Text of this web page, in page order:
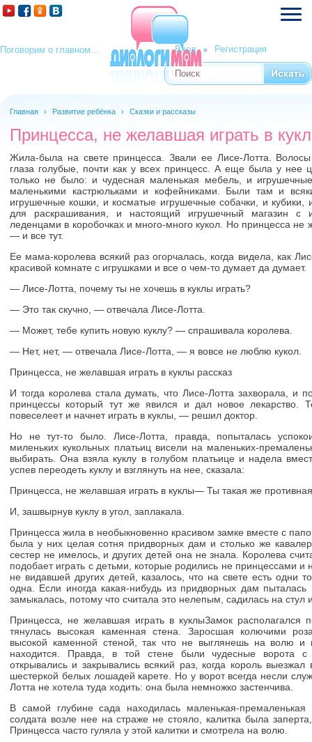
Поговорим о главном... Вход Регистрация
Форма поиска
Поиск
Главная › Развитие ребёнка › Сказки и рассказы
Принцесса, не желавшая играть в
Жила-была на свете принцесса. Звали ее Лисе-Лотта.
глаза голубые, почти как у всех принцесс. А еще была у нее
только не было: и чудесная маленькая мебель, и
маленькими кастрюльками и кофейниками. Были там и
игрушечные кошки, и косматые игрушечные собачки, и
для раскрашивания, и настоящий игрушечный магазин
леденцами в коробочках и много-много кукол. Но принцесса не
— и все тут.
Ее мама-королева всякий раз огорчалась, когда видела, как
красивой комнате с игрушками и все о чем-то думает да думает.
— Лисе-Лотта, почему ты не хочешь в куклы играть?
— Это так скучно, — отвечала Лисе-Лотта.
— Может, тебе купить новую куклу? — спрашивала королева.
— Нет, нет, — отвечала Лисе-Лотта, — я вовсе не люблю кукол.
Принцесса, не желавшая играть в куклы рассказ
И тогда королева стала думать, что Лисе-Лотта захворала, и
принцессы который тут же явился и дал новое лекарство.
повеселеет и начнет играть в куклы, — решил доктор.
Но не тут-то было. Лисе-Лотта, правда, попыталась
миленьких кукольных платьиц висели на маленьких-
выбирать. Она взяла куклу в голубом платьице и надела
успев переодеть куклу и взглянуть на нее, сказала:
Принцесса, не желавшая играть в куклы— Ты такая же
И, зашвырнув куклу в угол, заплакала.
Принцесса жила в необыкновенно красивом замке вместе с
была у них целая сотня придворных дам и столько же
сестер не имелось, и других детей она не знала. Королева
подобает играть с детьми, которые родились не принцессами и
не видавшей других детей, казалось, что на свете есть одни
одна. Если иногда какая-нибудь из придворных дам пыталась
замыкалась, потому что считала это нелепым, садилась на стул
Принцесса, не желавшая играть в куклыЗамок располагался
тянулась высокая каменная стена. Заросшая колючими
высокой каменной стеной, так что не выглянешь на волю и
находится. Правда, в той стене были чудесные ворота с
открывались и закрывались всякий раз, когда король
шестеркой белых лошадей карете. Но у ворот всегда несли
Лотта не хотела туда ходить: она была немножко застенчива.
В самой глубине сада находилась маленькая-
солдата возле нее на страже не стояло, калитка была
Принцесса часто гуляла у этой калитки и смотрела на волю.